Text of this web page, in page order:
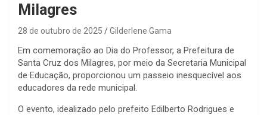
Milagres
28 de outubro de 2025 Gilderlene Gama
Em comemoração ao Dia do Professor, a Prefeitura de
Santa Cruz dos Milagres, por meio da Secretaria Municipal
de Educação, proporcionou um passeio inesquecível aos
educadores da rede municipal.
O evento, idealizado pelo prefeito Edilberto Rodrigues e